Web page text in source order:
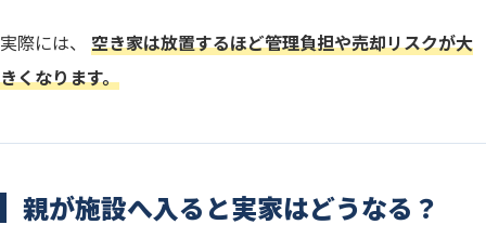
実際には、 空き家は放置するほど管理負担や売却リスクが大
きくなります。
親が施設へ入ると実家はどうなる？